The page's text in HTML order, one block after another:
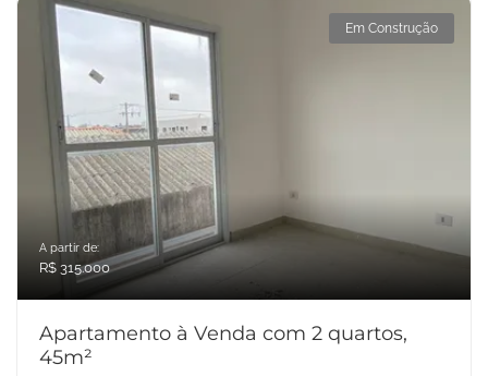
Em Construção
A partir de:
R$ 315.000
Apartamento à Venda com 2 quartos,
45m²